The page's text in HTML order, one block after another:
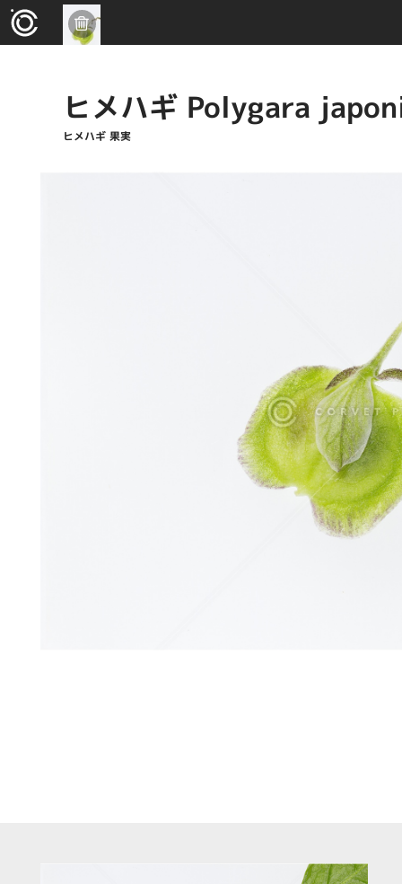
ヒメハギ Polygara
ヒメハギ 果実